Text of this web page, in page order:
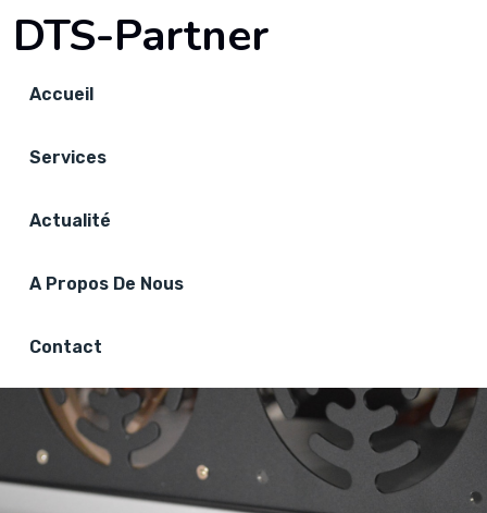
DTS-Partner
Accueil
Services
Actualité
A Propos De Nous
Contact